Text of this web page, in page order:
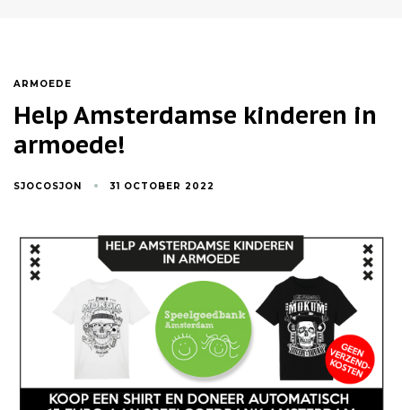
TAGS
ARMOEDE
Help Amsterdamse kinderen in
armoede!
SJOCOSJON 31 OCTOBER 2022